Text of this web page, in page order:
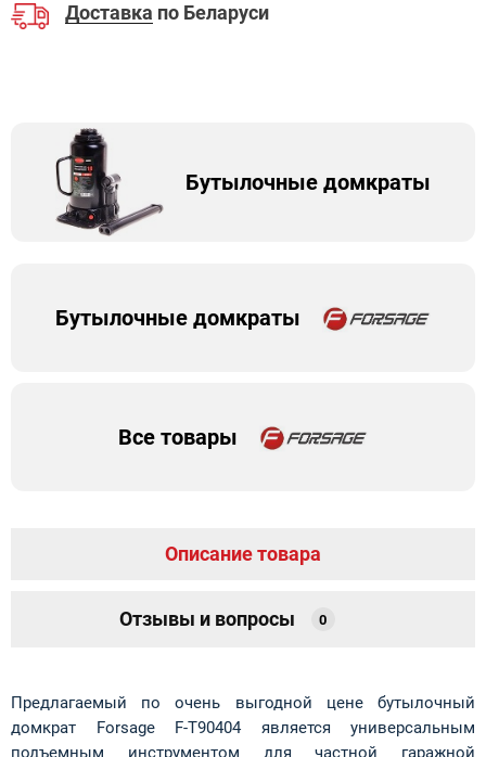
Доставка по Беларуси
Бутылочные домкраты
Бутылочные домкраты
Все товары
Описание товара
Отзывы и вопросы 0
Предлагаемый по очень выгодной цене бутылочный
домкрат Forsage F-T90404 является универсальным
подъемным инструментом для частной гаражной